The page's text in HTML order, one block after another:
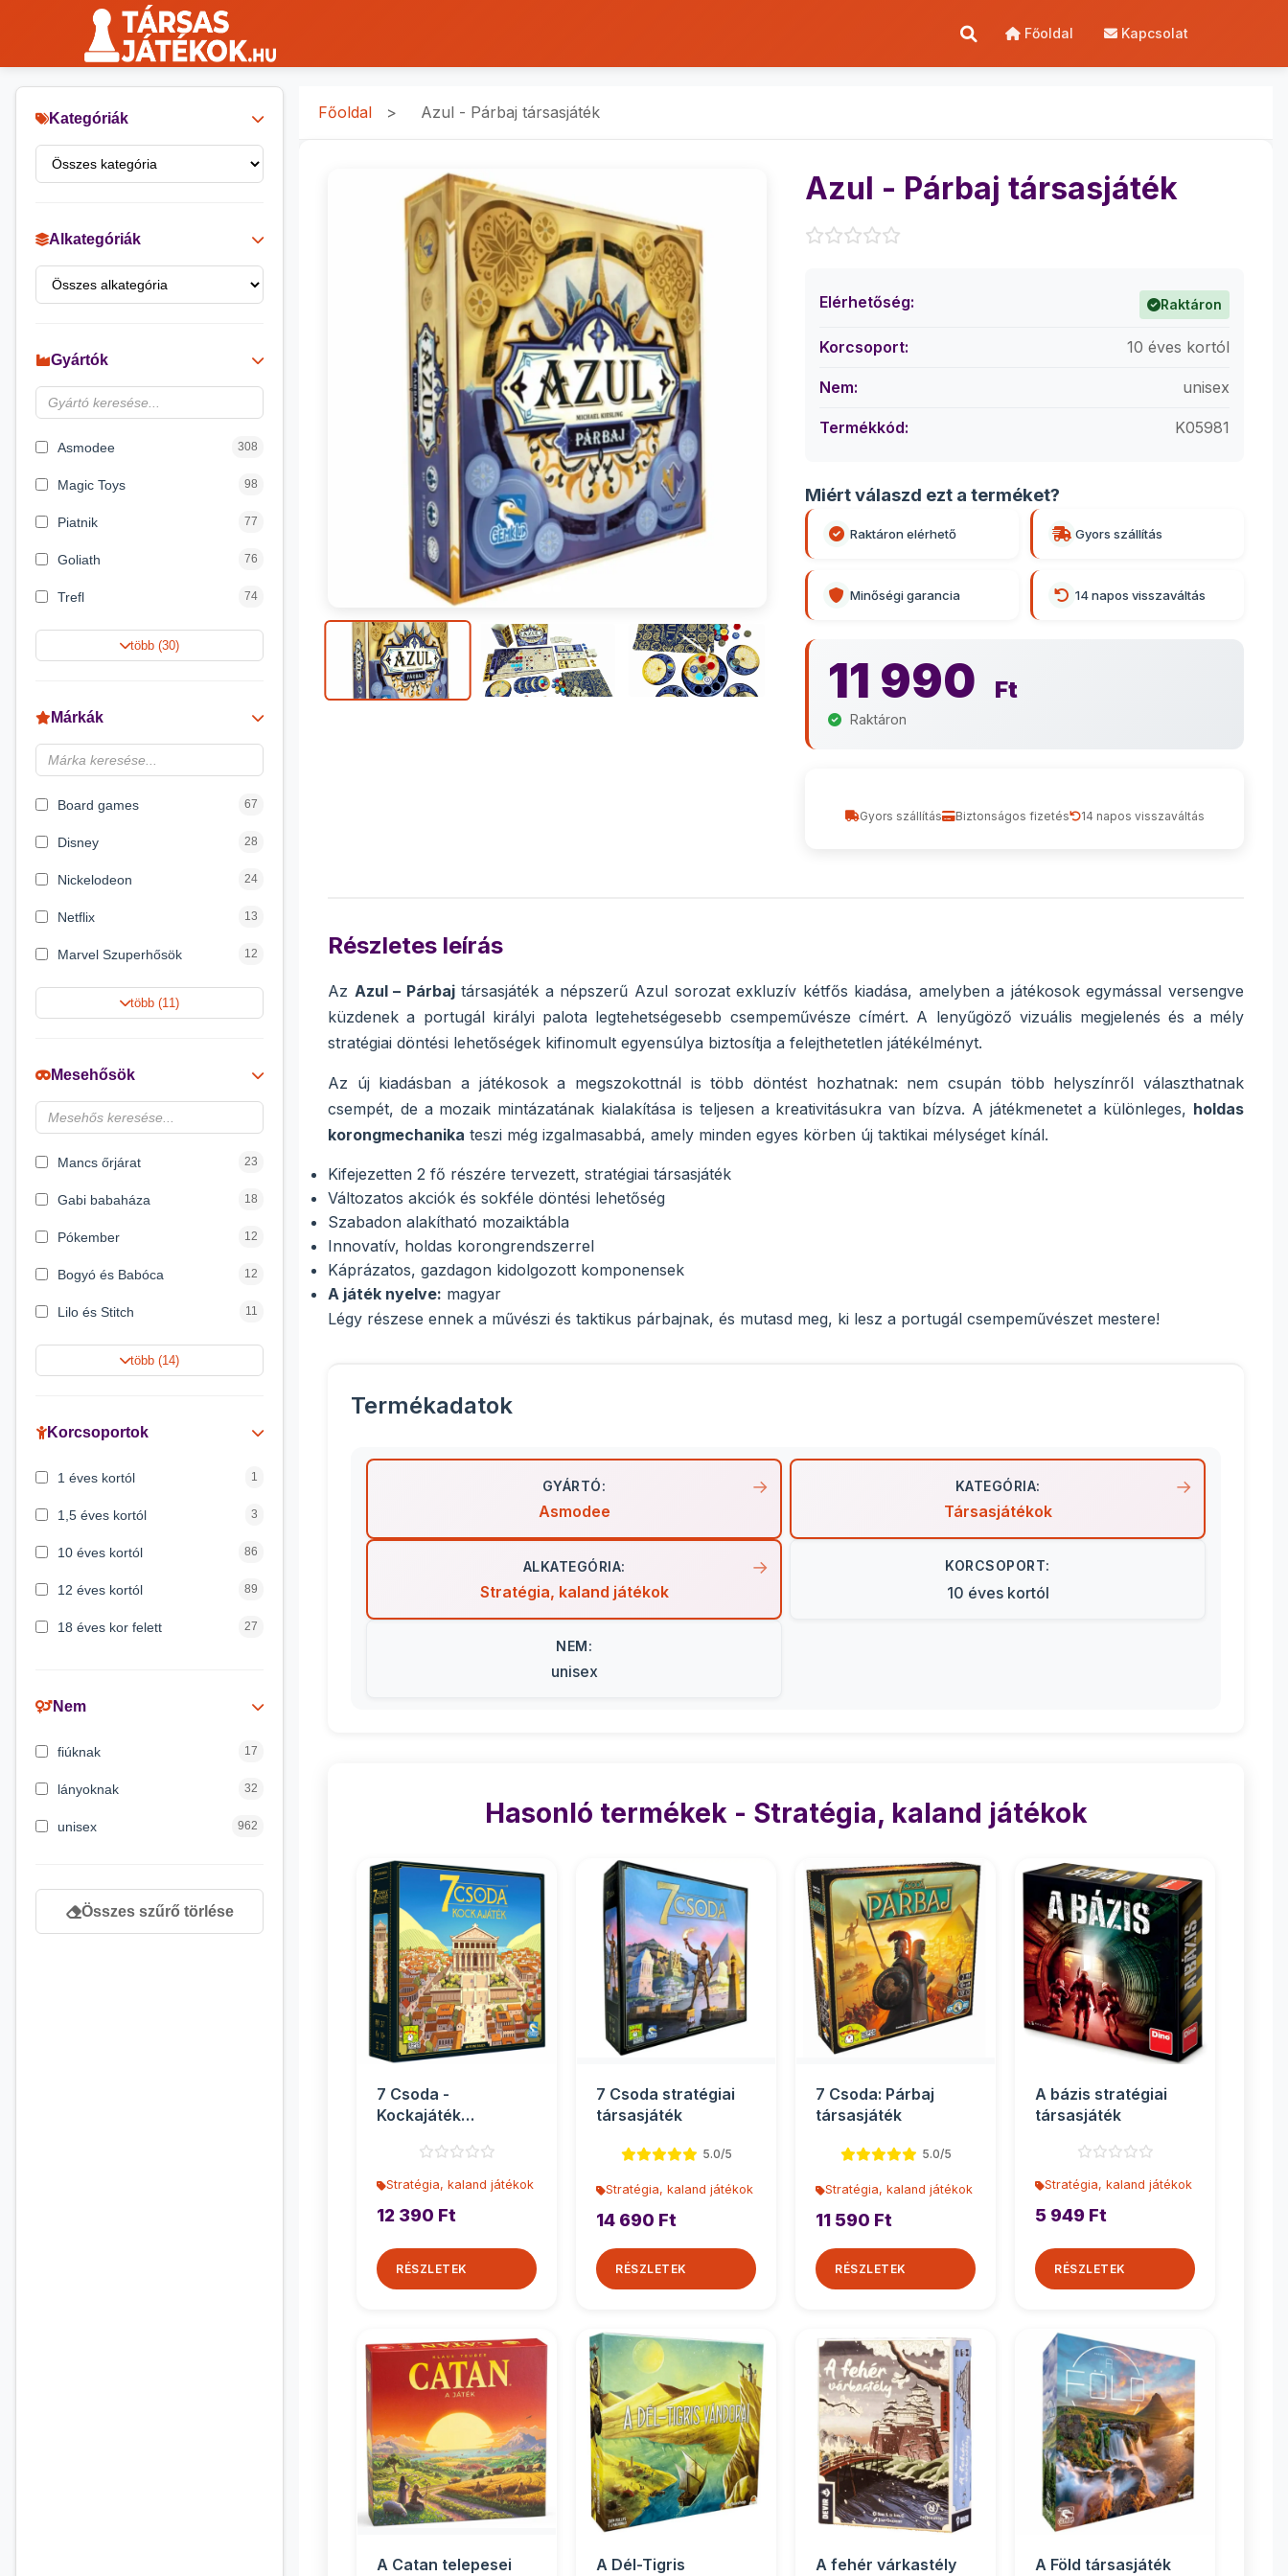
Főoldal Kapcsolat
Kategóriák
Alkategóriák
Gyártók
Asmodee 308
Magic Toys 98
Piatnik 77
Goliath 76
Trefl 74
Keller&Mayer 60
Spin Master
Delta Vision 28
több (30)
Márkák
Board games 67
Disney 28
Nickelodeon 24
Netflix 13
Marvel Szuperhősök 12
Rubik bűvös kocka 10
Noris
Disney hercegnők 6
több (11)
Mesehősök
Mancs őrjárat 23
Gabi babaháza 18
Pókember 12
Bogyó és Babóca 12
Lilo és Stitch 11
Jégvarázs 9
Peppa malac
több (14)
Korcsoportok
1 éves kortól 1
1,5 éves kortól 3
10 éves kortól 86
12 éves kortól 89
18 éves kor felett 27
3 éves kortól 200
7 éves kortól 53
Nem
fiúknak 17
lányoknak 32
unisex 962
Összes szűrő törlése
Főoldal > Azul - Párbaj társasjáték
Azul - Párbaj társasjáték
Elérhetőség: Raktáron
Korcsoport: 10 éves kortól
Nem: unisex
Termékkód: K05981
Miért válaszd ezt a terméket?
Raktáron elérhető Gyors szállítás
Minőségi garancia 14 napos visszaváltás
11 990 Ft
Raktáron
Gyors szállítás Biztonságos fizetés 14 napos visszaváltás
Részletes leírás
Az Azul – Párbajtársasjáték a népszerű Azul sorozat exkluzív kétfős kiadása, amelyben a játékosok egymással versengve
küzdenek a portugál királyi palota legtehetségesebb csempeművésze címért. A lenyűgöző vizuális megjelenés és a mély
stratégiai döntési lehetőségek kifinomult egyensúlya biztosítja a felejthetetlen játékélményt.
Az új kiadásban a játékosok a megszokottnál is több döntést hozhatnak: nem csupán több helyszínről választhatnak
csempét, de a mozaik mintázatának kialakítása is teljesen a kreativitásukra van bízva. A játékmenetet a különleges, holdas
korongmechanika teszi még izgalmasabbá, amely minden egyes körben új taktikai mélységet kínál.
Kifejezetten 2 fő részére tervezett, stratégiai társasjáték
Változatos akciók és sokféle döntési lehetőség
Szabadon alakítható mozaiktábla
Innovatív, holdas korongrendszerrel
Káprázatos, gazdagon kidolgozott komponensek
A játék nyelve: magyar
Légy részese ennek a művészi és taktikus párbajnak, és mutasd meg, ki lesz a portugál csempeművészet mestere!
Termékadatok
GYÁRTÓ:
Asmodee
KATEGÓRIA:
Társasjátékok
ALKATEGÓRIA:
Stratégia, kaland játékok
KORCSOPORT:
10 éves kortól
NEM:
unisex
Hasonló termékek - Stratégia, kaland játékok
7 Csoda -
Kockajáték
Stratégia, kaland játékok
12 390 Ft
RÉSZLETEK
7 Csoda stratégiai
társasjáték
5.0/5
Stratégia, kaland játékok
14 690 Ft
RÉSZLETEK
7 Csoda: Párbaj
társasjáték
5.0/5
Stratégia, kaland játékok
11 590 Ft
RÉSZLETEK
A bázis stratégiai
társasjáték
Stratégia, kaland játékok
5 949 Ft
RÉSZLETEK
A Catan telepesei A Dél-Tigris A fehér várkastély A Föld társasjáték